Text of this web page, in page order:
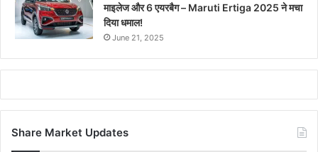
माइलेज और 6 एयरबैग – Maruti Ertiga 2025 ने मचा
दिया धमाल!
June 21, 2025
Share Market Updates